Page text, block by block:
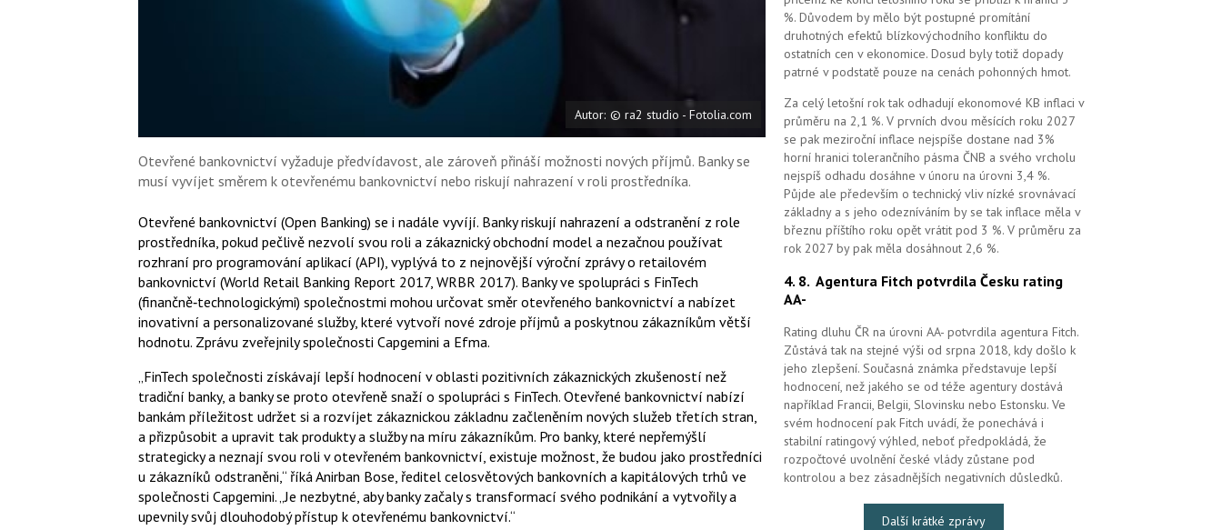
Autor: © ra2 studio - Fotolia.com
Otevřené bankovnictví vyžaduje předvídavost, ale zároveň přináší možnosti nových příjmů. Banky se
musí vyvíjet směrem k otevřenému bankovnictví nebo riskují nahrazení v roli prostředníka.
Otevřené bankovnictví (Open Banking) se i nadále vyvíjí. Banky riskují nahrazení a odstranění z role
prostředníka, pokud pečlivě nezvolí svou roli a zákaznický obchodní model a nezačnou používat
rozhraní pro programování aplikací (API), vyplývá to z nejnovější výroční zprávy o retailovém
bankovnictví (World Retail Banking Report 2017, WRBR 2017). Banky ve spolupráci s FinTech
(finančně‑technologickými) společnostmi mohou určovat směr otevřeného bankovnictví a nabízet
inovativní a personalizované služby, které vytvoří nové zdroje příjmů a poskytnou zákazníkům větší
hodnotu. Zprávu zveřejnily společnosti Capgemini a Efma.
„FinTech společnosti získávají lepší hodnocení v oblasti pozitivních zákaznických zkušeností než
tradiční banky, a banky se proto otevřeně snaží o spolupráci s FinTech. Otevřené bankovnictví nabízí
bankám příležitost udržet si a rozvíjet zákaznickou základnu začleněním nových služeb třetích stran,
a přizpůsobit a upravit tak produkty a služby na míru zákazníkům. Pro banky, které nepřemýšlí
strategicky a neznají svou roli v otevřeném bankovnictví, existuje možnost, že budou jako prostředníci
u zákazníků odstraněni,“ říká Anirban Bose, ředitel celosvětových bankovních a kapitálových trhů ve
společnosti Capgemini. „Je nezbytné, aby banky začaly s transformací svého podnikání a vytvořily a
upevnily svůj dlouhodobý přístup k otevřenému bankovnictví.“
%. Důvodem by mělo být postupné promítání
druhotných efektů blízkovýchodního konfliktu do
ostatních cen v ekonomice. Dosud byly totiž dopady
patrné v podstatě pouze na cenách pohonných hmot.
Za celý letošní rok tak odhadují ekonomové KB inflaci v
průměru na 2,1 %. V prvních dvou měsících roku 2027
se pak meziroční inflace nejspíše dostane nad 3%
horní hranici tolerančního pásma ČNB a svého vrcholu
nejspíš odhadu dosáhne v únoru na úrovni 3,4 %.
Půjde ale především o technický vliv nízké srovnávací
základny a s jeho odezníváním by se tak inflace měla v
březnu příštího roku opět vrátit pod 3 %. V průměru za
rok 2027 by pak měla dosáhnout 2,6 %.
4. 8. Agentura Fitch potvrdila Česku rating
AA-
Rating dluhu ČR na úrovni AA- potvrdila agentura Fitch.
Zůstává tak na stejné výši od srpna 2018, kdy došlo k
jeho zlepšení. Současná známka představuje lepší
hodnocení, než jakého se od téže agentury dostává
například Francii, Belgii, Slovinsku nebo Estonsku. Ve
svém hodnocení pak Fitch uvádí, že ponechává i
stabilní ratingový výhled, neboť předpokládá, že
rozpočtové uvolnění české vlády zůstane pod
kontrolou a bez zásadnějších negativních důsledků.
Další krátké zprávy